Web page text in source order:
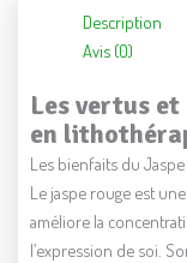
Description
Avis (0)
Les vertus
en
Les bienfaits du
Le jaspe rouge est
améliore la
l’expression de soi.